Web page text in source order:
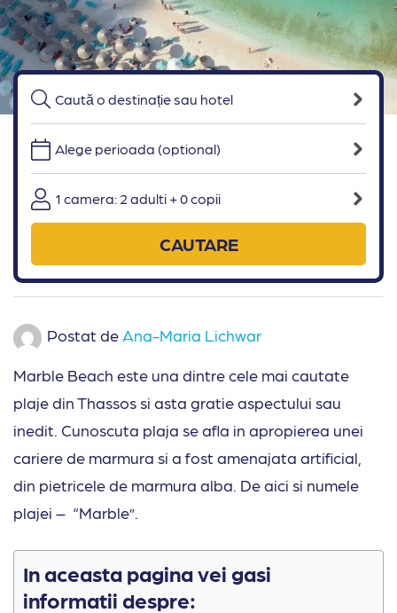
Alege perioada (optional)
1 camera: 2 adulti + 0 copii
CAUTARE
Postat de Ana-Maria Lichwar
Marble Beach este una dintre cele mai cautate
plaje din Thassos si asta gratie aspectului sau
inedit. Cunoscuta plaja se afla in apropierea unei
cariere de marmura si a fost amenajata artificial,
din pietricele de marmura alba. De aici si numele
plajei – “Marble”.
In aceasta pagina vei gasi
informatii despre: